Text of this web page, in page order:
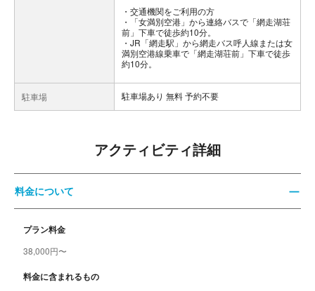
交通機関をご利用の方
・「女満別空港」から連絡バスで「網走湖荘
前」下車で徒歩約10分。
・JR「網走駅」から網走バス呼人線または女
満別空港線乗車で「網走湖荘前」下車で徒歩
約10分。
駐車場 駐車場あり 無料 予約不要
アクティビティ詳細
料金について
プラン料金
38,000円〜
料金に含まれるもの